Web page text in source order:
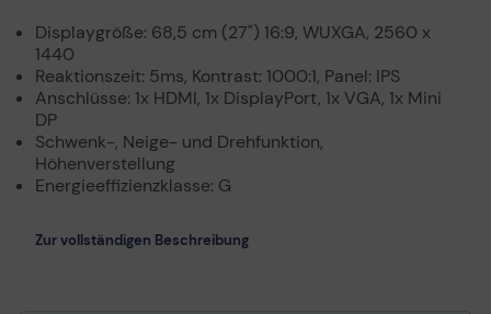
Displaygröße: 68,5 cm (27") 16:9, WUXGA, 2560 x
1440
Reaktionszeit: 5ms, Kontrast: 1000:1, Panel: IPS
Anschlüsse: 1x HDMI, 1x DisplayPort, 1x VGA, 1x Mini
DP
Schwenk-, Neige- und Drehfunktion,
Höhenverstellung
Energieeffizienzklasse: G
Zur vollständigen Beschreibung